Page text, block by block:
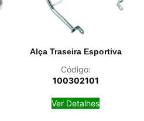
Alça Traseira Esportiva
Código:
100302101
Ver Detalhes